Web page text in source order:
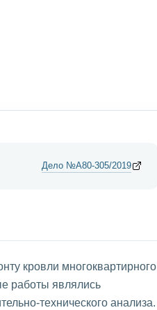
Дело №А80-305/2019
кровли многоквартирного
работы являлись
технического анализа.